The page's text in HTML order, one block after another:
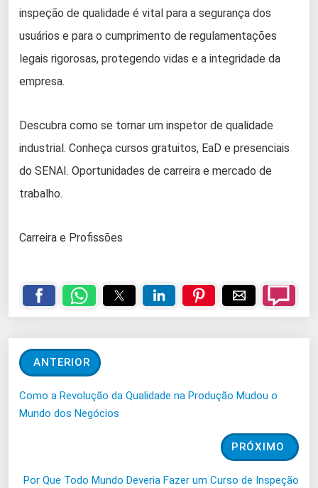
inspeção de qualidade é vital para a segurança dos
usuários e para o cumprimento de regulamentações
legais rigorosas, protegendo vidas e a integridade da
empresa.
Descubra como se tornar um inspetor de qualidade
industrial. Conheça cursos gratuitos, EaD e presenciais
do SENAI. Oportunidades de carreira e mercado de
trabalho.
Carreira e Profissões
ANTERIOR
Como a Revolução da Qualidade na Produção Mudou o
Mundo dos Negócios
PRÓXIMO
Por Que Todo Mundo Deveria Fazer um Curso de Inspeção